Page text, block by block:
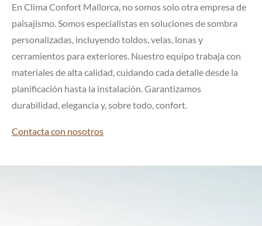
En Clima Confort Mallorca, no somos solo otra empresa de
paisajismo. Somos especialistas en soluciones de sombra
personalizadas, incluyendo toldos, velas, lonas y
cerramientos para exteriores. Nuestro equipo trabaja con
materiales de alta calidad, cuidando cada detalle desde la
planificación hasta la instalación. Garantizamos
durabilidad, elegancia y, sobre todo, confort.
Contacta con nosotros